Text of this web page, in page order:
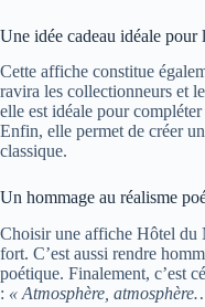
Une idée cadeau idéale pour
Cette affiche constitue
ravira les collectionneurs et
elle est idéale pour
Enfin, elle permet de créer
classique.
Un hommage au réalisme
Choisir une affiche Hôtel du
fort. C’est aussi rendre
poétique. Finalement, c’est
: « Atmosphère,